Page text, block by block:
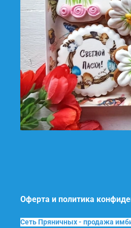
Оферта и политика
Сеть Пряничных - продажа